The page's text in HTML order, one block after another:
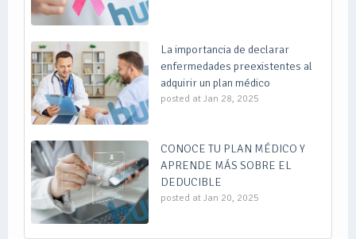
La importancia de declarar
enfermedades preexistentes al
adquirir un plan médico
posted atJan 28, 2025
CONOCE TU PLAN MÉDICO Y
APRENDE MÁS SOBRE EL
DEDUCIBLE
posted atJan 20, 2025